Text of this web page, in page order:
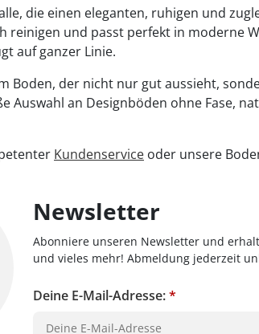
die einen eleganten, ruhigen und
reinigen und passt perfekt in moderne
auf ganzer Linie.
Boden, der nicht nur gut aussieht,
Auswahl an Designböden ohne
Kundenservice oder unsere
Newsletter
Abonniere unseren Newsletter und
und vieles mehr! Abmeldung jederzeit
Deine E-Mail-Adresse:*